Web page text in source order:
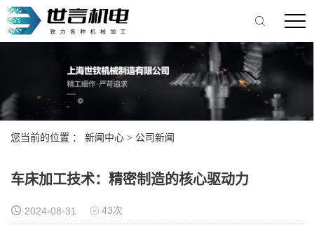
您当前的位置 ： 新闻中心 > 公司新闻
车床加工技术：精密制造的核心驱动力
2024-08-31 43次